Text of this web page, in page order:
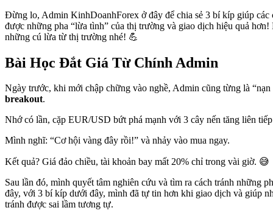
Đừng lo, Admin KinhDoanhForex ở đây để chia sẻ 3 bí kíp giúp các
được những pha “lừa tình” của thị trường và giao dịch hiệu quả hơn!
những cú lừa từ thị trường nhé! 💪
Bài Học Đắt Giá Từ Chính Admin
Ngày trước, khi mới chập chững vào nghề, Admin cũng từng là
breakout.
Nhớ có lần, cặp EUR/USD bứt phá mạnh với 3 cây nến tăng liên
Mình nghĩ: “Cơ hội vàng đây rồi!” và nhảy vào mua ngay.
Kết quả? Giá đảo chiều, tài khoản bay mất 20% chỉ trong vài giờ. 😅
Sau lần đó, mình quyết tâm nghiên cứu và tìm ra cách tránh những
đây, với 3 bí kíp dưới đây, mình đã tự tin hơn khi giao dịch và giúp
tránh được sai lầm tương tự.